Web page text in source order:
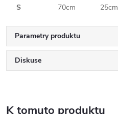
S
70cm 25cm
Parametry produktu
Diskuse
K tomuto produktu